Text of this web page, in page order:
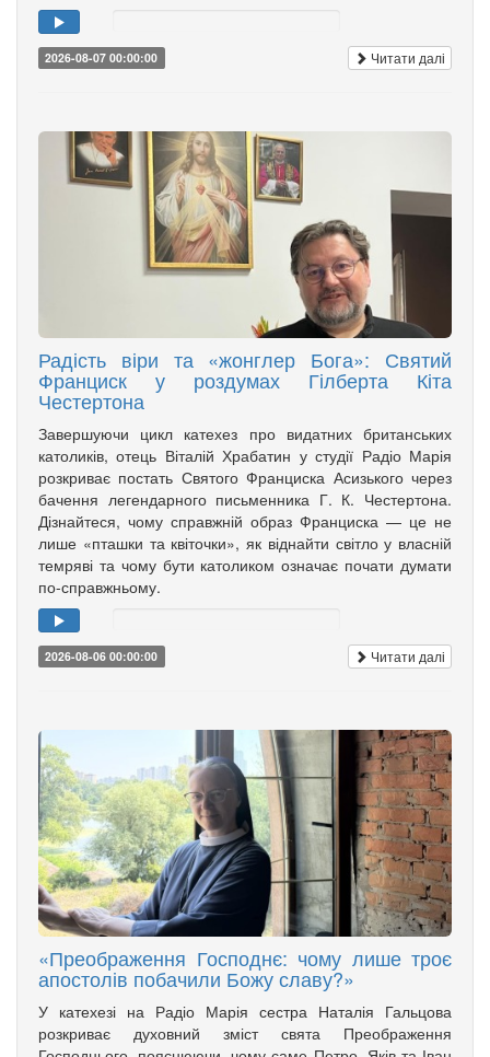
2026-08-07 00:00:00 Читати далі
Радість віри та «жонглер Бога»: Святий
Франциск у роздумах Гілберта Кіта
Честертона
Завершуючи цикл катехез про видатних британських
католиків, отець Віталій Храбатин у студії Радіо Марія
розкриває постать Святого Франциска Асизького через
бачення легендарного письменника Г. К. Честертона.
Дізнайтеся, чому справжній образ Франциска — це не
лише «пташки та квіточки», як віднайти світло у власній
темряві та чому бути католиком означає почати думати
по-справжньому.
2026-08-06 00:00:00 Читати далі
«Преображення Господнє: чому лише троє
апостолів побачили Божу славу?»
У катехезі на Радіо Марія сестра Наталія Гальцова
розкриває духовний зміст свята Преображення